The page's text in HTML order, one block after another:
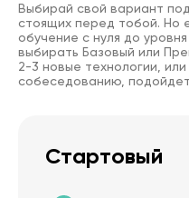
Выбирай свой вариант
стоящих перед тобой. Но
обучение с нуля до
выбирать Базовый или
2-3 новые технологии,
собеседованию,
Стартовый